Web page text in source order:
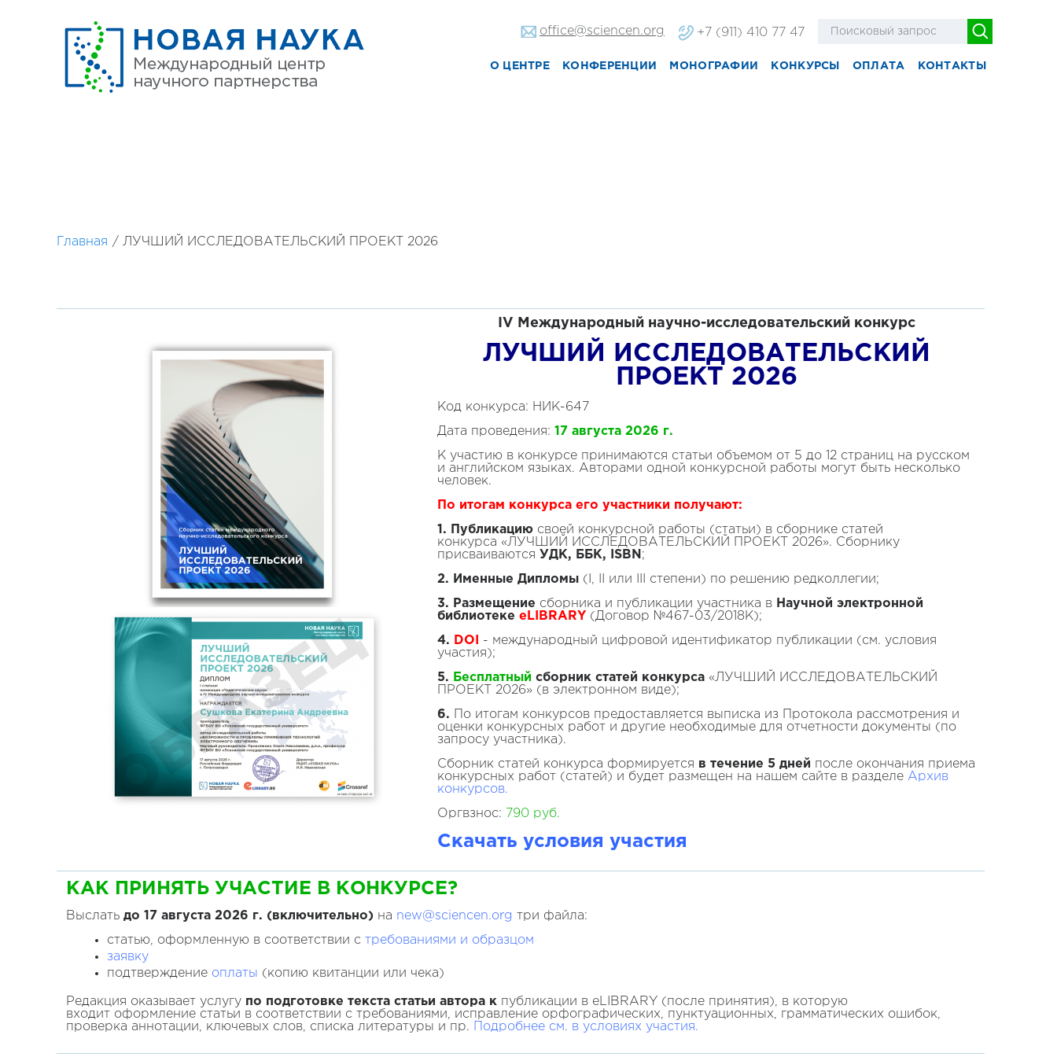
office@sciencen.org +7 (911) 410 77 47
О ЦЕНТРЕ КОНФЕРЕНЦИИ МОНОГРАФИИ КОНКУРСЫ ОПЛАТА КОНТАКТЫ
Главная / ЛУЧШИЙ ИССЛЕДОВАТЕЛЬСКИЙ ПРОЕКТ 2026
IV Международный научно-исследовательский конкурс
ЛУЧШИЙ ИССЛЕДОВАТЕЛЬСКИЙ
ПРОЕКТ 2026
Код конкурса: НИК-647
Дата проведения: 17 августа 2026 г.
К участию в конкурсе принимаются статьи объемом от 5 до 12 страниц на русском
и английском языках. Авторами одной конкурсной работы могут быть несколько
человек.
По итогам конкурса его участники получают:
1. Публикацию своей конкурсной работы (статьи) в сборнике статей
конкурса «ЛУЧШИЙ ИССЛЕДОВАТЕЛЬСКИЙ ПРОЕКТ 2026». Сборнику
присваиваются УДК, ББК, ISBN ;
2. Именные Дипломы (I, II или III степени) по решению редколлегии;
3. Размещение сборника и публикации участника в Научной электронной
библиотеке eLIBRARY (Договор №467-03/2018K);
4. DOI
- международный цифровой идентификатор публикации (см. условия
участия);
5. Бесплатный сборник статей конкурса «ЛУЧШИЙ ИССЛЕДОВАТЕЛЬСКИЙ
ПРОЕКТ 2026» (в электронном виде);
6. По итогам конкурсов предоставляется выписка из Протокола рассмотрения и
оценки конкурсных работ и другие необходимые для отчетности документы (по
запросу участника).
Сборник статей конкурса формируется в течение 5 дней после окончания приема
конкурсных работ (статей) и будет размещен на нашем сайте в разделе Архив
конкурсов.
Оргвзнос: 790 руб.
Скачать условия участия
КАК ПРИНЯТЬ УЧАСТИЕ В КОНКУРСЕ?
Выслать до 17 августа 2026 г. (включительно) на new@sciencen.org три файла:
статью, оформленную в соответствии с требованиями и образцом
заявку
подтверждение оплаты (копию квитанции или чека)
Редакция оказывает услугу по подготовке текста статьи автора к публикации в eLIBRARY (после принятия), в которую
входит оформление статьи в соответствии с требованиями, исправление орфографических, пунктуационных, грамматических ошибок,
проверка аннотации, ключевых слов, списка литературы и пр.
Подробнее см. в условиях участия.